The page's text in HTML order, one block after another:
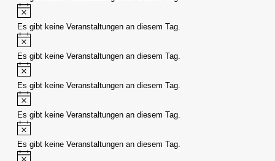
Hinweis
Es gibt keine Veranstaltungen an diesem Tag.
Hinweis
Es gibt keine Veranstaltungen an diesem Tag.
Hinweis
Es gibt keine Veranstaltungen an diesem Tag.
Hinweis
Es gibt keine Veranstaltungen an diesem Tag.
Hinweis
Es gibt keine Veranstaltungen an diesem Tag.
Hinweis